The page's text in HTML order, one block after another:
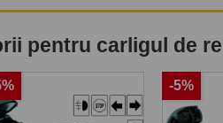
pentru carligul de
-5%